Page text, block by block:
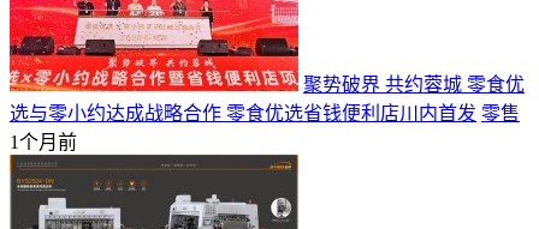
聚势破界 共约蓉城 零食优
选与零小约达成战略合作 零食优选省钱便利店川内首发 零售
1个月前